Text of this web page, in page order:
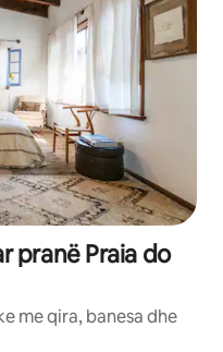
pranë Praia do
me qira, banesa dhe